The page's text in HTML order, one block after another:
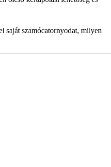
saját szamócatornyodat, milyen